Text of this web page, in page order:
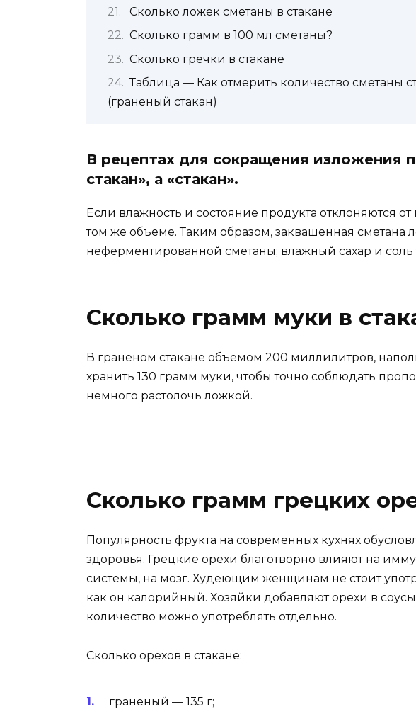
Сколько ложек сметаны в стакане
Сколько грамм в 100 мл сметаны?
Сколько гречки в стакане
Таблица — Как отмерить количество сметаны
(граненый стакан)
В рецептах для сокращения изложения
стакан», а «стакан».
Если влажность и состояние продукта отклоняются
том же объеме. Таким образом, заквашенная сметана
неферментированной сметаны; влажный сахар и соль
Сколько грамм муки в
В граненом стакане объемом 200 миллилитров,
хранить 130 грамм муки, чтобы точно соблюдать
немного растолочь ложкой.
Сколько грамм грецких
Популярность фрукта на современных кухнях
здоровья. Грецкие орехи благотворно влияют на
системы, на мозг. Худеющим женщинам не стоит
как он калорийный. Хозяйки добавляют орехи в
количество можно употреблять отдельно.
Сколько орехов в стакане:
граненый — 135 г;